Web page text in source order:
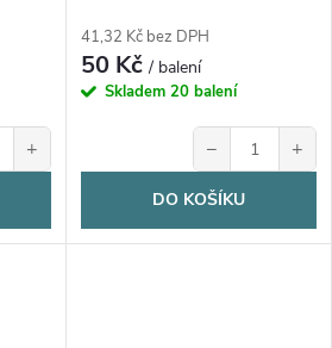
+
41,32 Kč bez DPH
50 Kč/ balení
Skladem 20 balení
− +
DO KOŠÍKU